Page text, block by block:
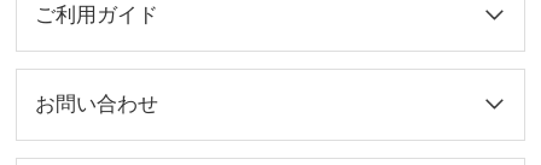
ご利用ガイド
お問い合わせ